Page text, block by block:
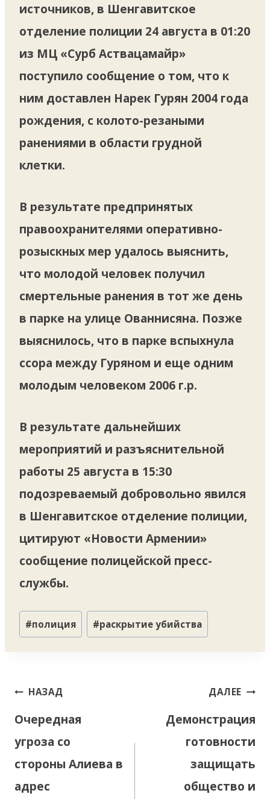
источников, в Шенгавитское
отделение полиции 24 августа в 01:20
из МЦ «Сурб Аствацамайр»
поступило сообщение о том, что к
ним доставлен Нарек Гурян 2004 года
рождения, с колото-резаными
ранениями в области грудной
клетки.
В результате предпринятых
правоохранителями оперативно-
розыскных мер удалось выяснить,
что молодой человек получил
смертельные ранения в тот же день
в парке на улице Ованнисяна. Позже
выяснилось, что в парке вспыхнула
ссора между Гуряном и еще одним
молодым человеком 2006 г.р.
В результате дальнейших
мероприятий и разъяснительной
работы 25 августа в 15:30
подозреваемый добровольно явился
в Шенгавитское отделение полиции,
цитируют «Новости Армении»
сообщение полицейской пресс-
службы.
Метки
записи:
#полиция #раскрытие убийства
Навигация
записям
НАЗАД
Очередная
угроза со
стороны Алиева в
адрес
ДАЛЕЕ
Демонстрация
готовности
защищать
общество и